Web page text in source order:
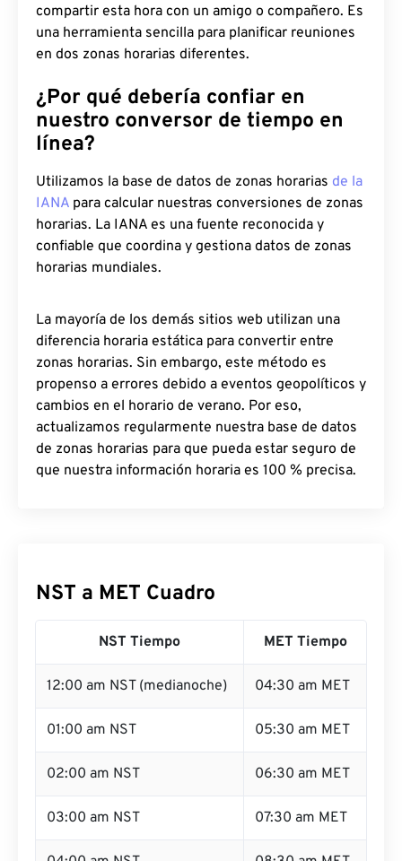
compartir esta hora con un amigo o compañero. Es
una herramienta sencilla para planificar reuniones
en dos zonas horarias diferentes.
¿Por qué debería confiar en
nuestro conversor de tiempo en
línea?
Utilizamos la base de datos de zonas horarias de la
IANA para calcular nuestras conversiones de zonas
horarias. La IANA es una fuente reconocida y
confiable que coordina y gestiona datos de zonas
horarias mundiales.
La mayoría de los demás sitios web utilizan una
diferencia horaria estática para convertir entre
zonas horarias. Sin embargo, este método es
propenso a errores debido a eventos geopolíticos y
cambios en el horario de verano. Por eso,
actualizamos regularmente nuestra base de datos
de zonas horarias para que pueda estar seguro de
que nuestra información horaria es 100 % precisa.
NST a MET Cuadro
NST Tiempo MET Tiempo
12:00 am NST (medianoche) 04:30 am MET
01:00 am NST 05:30 am MET
02:00 am NST 06:30 am MET
03:00 am NST 07:30 am MET